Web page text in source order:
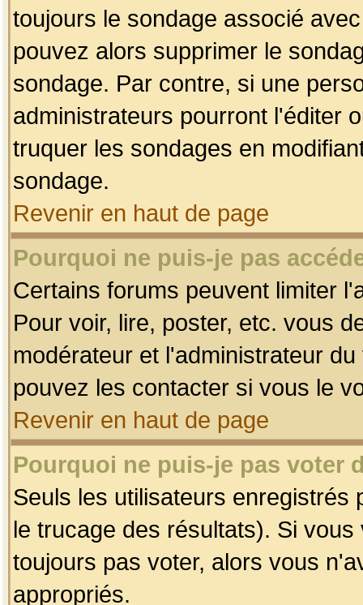
toujours le sondage associé
pouvez alors supprimer le
sondage. Par contre, si une
administrateurs pourront l'éditer
truquer les sondages en
sondage.
Revenir en haut de page
Pourquoi ne puis-je pas
Certains forums peuvent limiter
Pour voir, lire, poster, etc. vous
modérateur et l'administrateur
pouvez les contacter si vous le
Revenir en haut de page
Pourquoi ne puis-je pas voter
Seuls les utilisateurs enregistrés
le trucage des résultats). Si
toujours pas voter, alors vous
appropriés.